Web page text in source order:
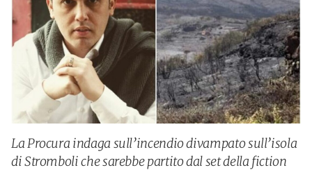
La Procura indaga sull’incendio divampato sull’isola
di Stromboli che sarebbe partito dal set della fiction